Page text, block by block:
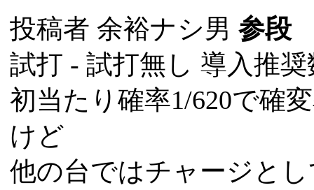
投稿者 余裕ナシ男 参段
試打 - 試打無し 導入推
初当たり確率1/620で確
けど
他の台ではチャージと